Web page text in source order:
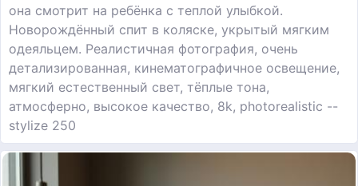
она смотрит на ребёнка с теплой улыбкой.
Новорождённый спит в коляске, укрытый мягким
одеяльцем. Реалистичная фотография, очень
детализированная, кинематографичное освещение,
мягкий естественный свет, тёплые тона,
атмосферно, высокое качество, 8k, photorealistic --
stylize 250